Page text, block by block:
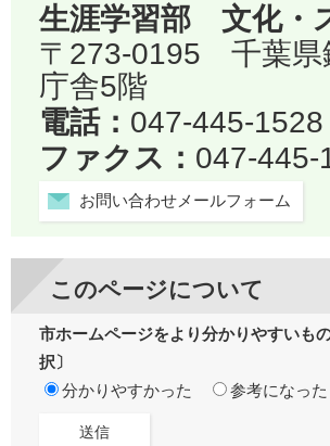
生涯学習部 文化・
〒273-0195 千葉県
庁舎5階
電話： 047-445-1528
ファクス： 047-445-
お問い合わせメールフォーム
このページについて
市ホームページをより分かりやすいも
択〕
分かりやすかった
参考になった